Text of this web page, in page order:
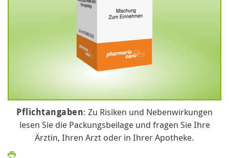
Pflichtangaben: Zu Risiken und Nebenwirkungen
lesen Sie die Packungsbeilage und fragen Sie Ihre
Ärztin, Ihren Arzt oder in Ihrer Apotheke.